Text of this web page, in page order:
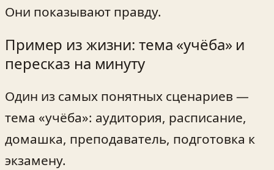
Они показывают правду.
Пример из жизни: тема «учёба» и
пересказ на минуту
Один из самых понятных сценариев —
тема «учёба»: аудитория, расписание,
домашка, преподаватель, подготовка к
экзамену.